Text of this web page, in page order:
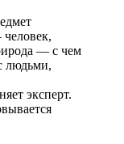
— с чем
людьми,
эксперт.